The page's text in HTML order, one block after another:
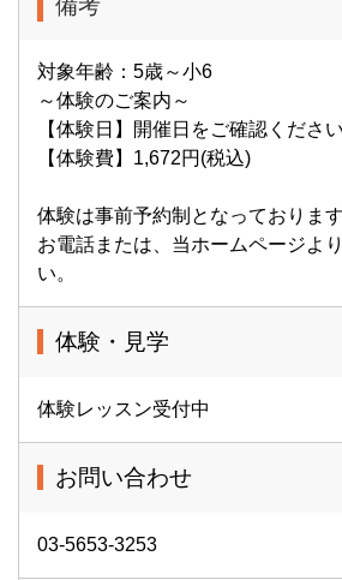
備考
対象年齢：5歳～小6
～体験のご案内～
【体験日】開催日をご確認ください
【体験費】1,672円(税込)
体験は事前予約制となっております
お電話または、当ホームページよ
い。
体験・見学
体験レッスン受付中
お問い合わせ
03-5653-3253